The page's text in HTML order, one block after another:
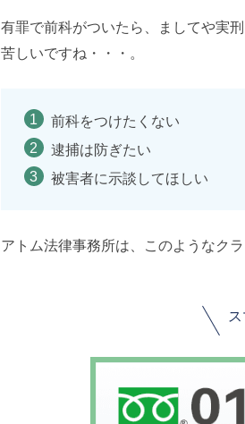
有罪で前科がついたら、ましてや実
苦しいですね・・・。
前科をつけたくない
逮捕は防ぎたい
被害者に示談してほしい
アトム法律事務所は、このようなク